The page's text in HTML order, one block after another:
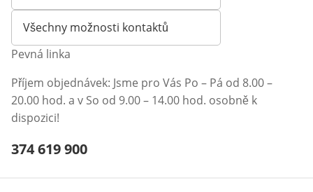
Všechny možnosti kontaktů
Pevná linka
Příjem objednávek: Jsme pro Vás Po – Pá od 8.00 –
20.00 hod. a v So od 9.00 – 14.00 hod. osobně k
dispozici!
Telefonní číslo:
374 619 900